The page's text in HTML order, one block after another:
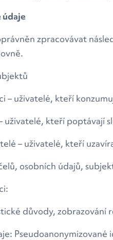
údaje
zpracovávat
– uživatelé, kteří
uživatelé, kteří poptávají
– uživatelé, kteří
osobních údajů,
důvody, zobrazování